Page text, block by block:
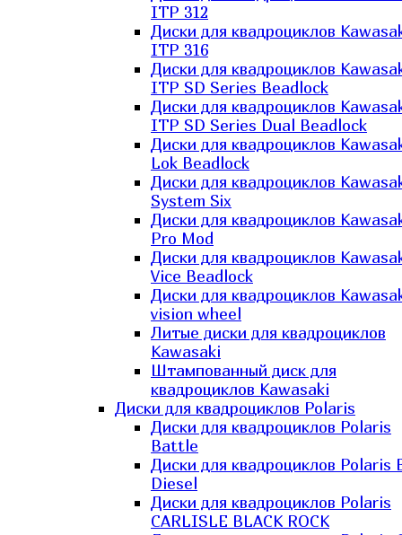
ITP 312
Диски для квадроциклов
ITP 316
Диски для квадроциклов
ITP SD Series Beadlock
Диски для квадроциклов
ITP SD Series Dual Beadlock
Диски для квадроциклов
Lok Beadlock
Диски для квадроциклов
System Six
Диски для квадроциклов
Pro Mod
Диски для квадроциклов
Vice Beadlock
Диски для квадроциклов
vision wheel
Литые диски для квадроциклов
Kawasaki​
Штампованный диск для
квадроциклов Kawasaki​
Диски для квадроциклов Polaris
Диски для квадроциклов Polaris
Battle
Диски для квадроциклов Polaris
Diesel
Диски для квадроциклов Polaris
CARLISLE BLACK ROCK